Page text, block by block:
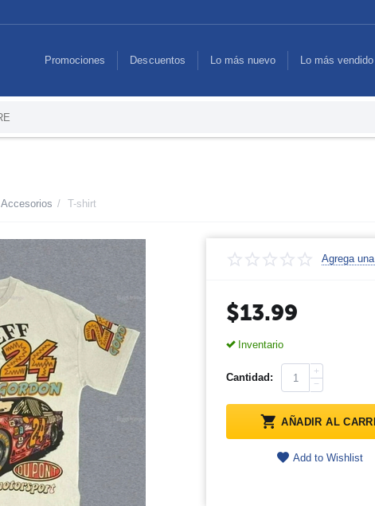
Promociones Descuentos Lo más nuevo Lo más vendido
Accesorios / T-shirt
Agrega
$13.99
Inventario
Cantidad:
+
−
AÑADIR AL
Add to Wishlist